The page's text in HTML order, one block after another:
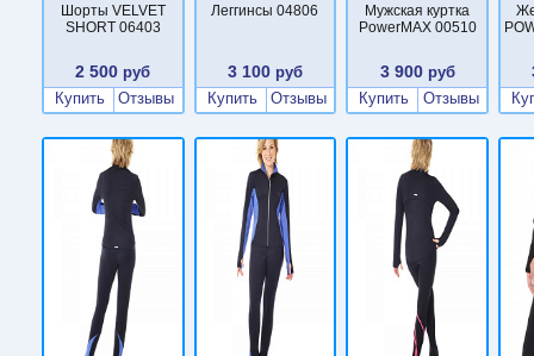
Шорты VELVET
SHORT 06403
2 500 руб
Купить
Отзывы
Леггинсы 04806
3 100 руб
Купить
Отзывы
Мужская куртка
PowerMAX 00510
3 900руб
Купить
Отзывы